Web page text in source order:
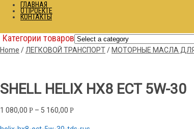
ГЛАВНАЯ
О ПРОЕКТЕ
КОНТАКТЫ
Категории товаров
Home / ЛЕГКОВОЙ ТРАНСПОРТ/ МОТОРНЫЕ МАСЛА
SHELL HELIX HX8 ECT 5W-30
1 080,00 Р – 5 160,00 Р